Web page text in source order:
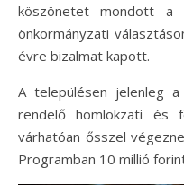
köszönetet mondott a
önkormányzati
évre bizalmat kapott.
A településen jelenleg
rendelő homlokzati és
várhatóan ősszel
Programban 10 millió